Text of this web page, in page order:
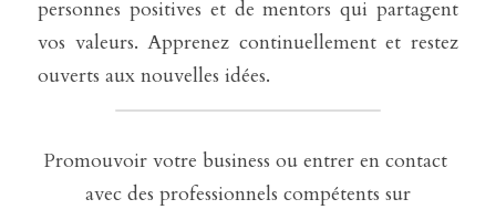
personnes positives et de mentors qui partagent
vos valeurs. Apprenez continuellement et restez
ouverts aux nouvelles idées.
Promouvoir votre business ou entrer en contact
avec des professionnels compétents sur